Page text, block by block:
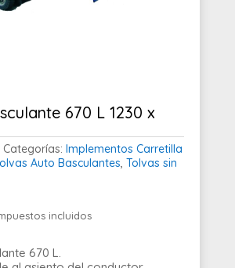
670 L 1230 x
Categorías: Implementos Carretilla
Auto Basculantes, Tolvas sin
incluidos
670 L.